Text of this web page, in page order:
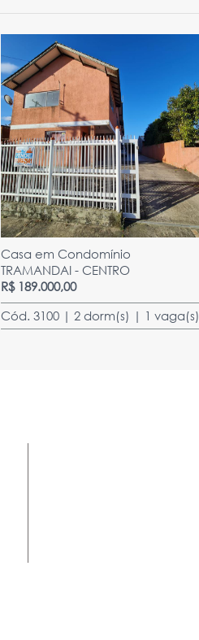
Casa em Condomínio
TRAMANDAI - CENTRO
R$ 189.000,00
Cód. 3100 | 2 dorm(s) | 1 vaga(s)